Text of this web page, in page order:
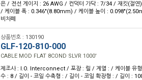
은 / 전선 게이지 : 26 AWG / 컨덕터 가닥 : 7/34 / 재킷(절연
/ 케이블 폭 : 0.346"(8.80mm) / 케이블 높이 :
비차폐
상품번호 : 130190
GLF-120-810-000
CABLE MOD FLAT 8COND SLVR 1000'
제조사 : I.O. Interconnect / 포장 : 릴 / 계열 : / 케이블 유형
수 : 8 / 길이 - 코일 수축형 : / 길이 - 코일 확장형 : / 길이 :